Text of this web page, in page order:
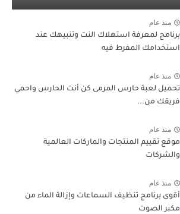
منذ عام
برنامج لمعرفة استهلاك النت وتنبيهك عند
استخدامك المفرط فيه
منذ عام
تحميل لعبة حارس المرمى كن أنت الحارس واحمي
فريقك من...
منذ عام
موقع تقييم المنتجات والماركات العالمية
والشركات
منذ عام
أقوى برنامج تنظيف ​​السماعات وإزالة الماء من
مكبر الصوت